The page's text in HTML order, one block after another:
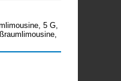
5 G,